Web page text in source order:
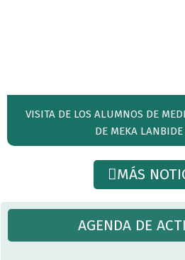
VISITA DE LOS ALUMNOS DE
DE MEKA LANBIDE
MÁS
AGENDA DE